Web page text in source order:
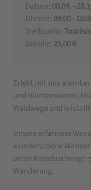
Datum: 08.04. -
Uhrzeit: 09:00 -
Treffpunkt:
Gebühr: 25,00 €
Erlebt mit uns
und Blumenwiesen,
Waldwege und
Unsere erfahrene
wunderschöne
unser Reisebus bringt
Wanderung.